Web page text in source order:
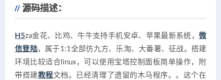
源码描述：
H5za金花、比鸡、牛牛支持手机安卓、苹果最新系统， 微
信登陆，属于1:1全部仿九方、乐淘、大番薯、征战。搭建
环境比较适合linux，可以使用宝塔控制面板简单操作，附
带搭建教程文档。已经清理了遗留的木马程序。。这个在